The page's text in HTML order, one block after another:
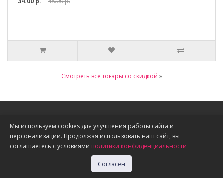
Смотреть все товары со скидкой »
Информация
О нас
Доставка, оплата, скидки
Политика конфиденциальности
Мы используем cookies для улучшения работы сайта и
персонализации. Продолжая использовать наш сайт, вы
соглашаетесь с условиями политики конфиденциальности
Согласен